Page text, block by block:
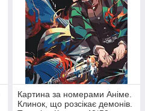
Картина за номерами Аніме.
Клинок, що розсікає демонів.